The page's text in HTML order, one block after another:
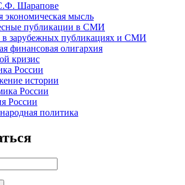
Шарапове
экономическая мысль
публикации в СМИ
зарубежных публикациях и СМИ
финансовая олигархия
кризис
России
истории
России
России
политика